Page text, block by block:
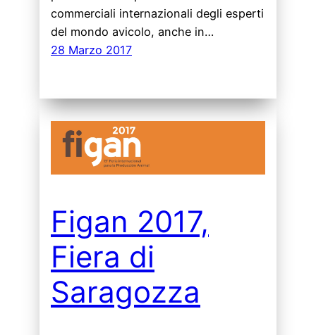
commerciali internazionali degli esperti
del mondo avicolo, anche in…
28 Marzo 2017
Figan 2017,
Fiera di
Saragozza